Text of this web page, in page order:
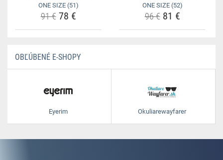
ONE SIZE (51)
91 €78 €
ONE SIZE (52)
96 €81 €
OBĽÚBENÉ E-SHOPY
Eyerim Okuliarewayfarer